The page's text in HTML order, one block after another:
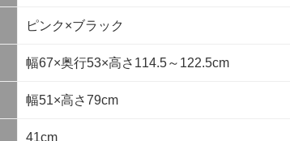
ピンク×ブラック
幅67×奥行53×高さ114.5～122.5cm
幅51×高さ79cm
41cm